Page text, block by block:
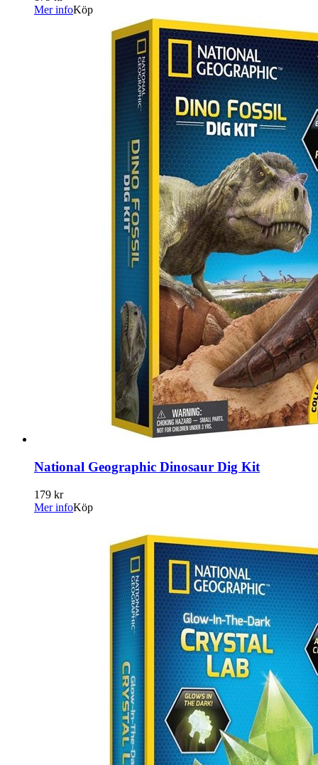
Mer infoKöp
National Geographic Dinosaur Dig Kit
179 kr
Mer infoKöp